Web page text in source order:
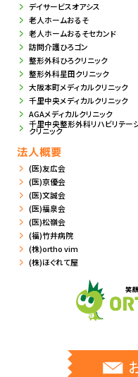
デイサービスオアシス
老人ホームおるそ
老人ホームおるそセカンド
訪問介護ひろゴン
整形外科ひろクリニック
整形外科星田クリニック
大阪本町メディカルクリニック
千里中央メディカルクリニック
AGAメディカルクリニック
千里中央整形外科リハビリテー
クリニック
法人概要
(医)友広会
(医)京優会
(医)文誠会
(医)福泉会
(医)松嶺会
(福)竹井病院
(株)ortho vim
(株)ほぐれて屋